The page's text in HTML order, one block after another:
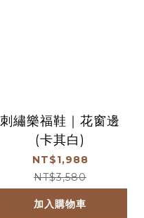
刺繡樂福鞋｜花窗邊
(卡其白)
NT$1,988
NT$3,580
加入購物車